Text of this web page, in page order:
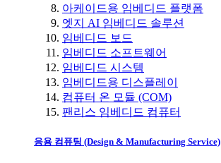
아케이드용 임베디드 플랫폼
엣지 AI 임베디드 솔루션
임베디드 보드
임베디드 소프트웨어
임베디드 시스템
임베디드용 디스플레이
컴퓨터 온 모듈 (COM)
팬리스 임베디드 컴퓨터
응용 컴퓨팅 (Design & Manufacturing Service)